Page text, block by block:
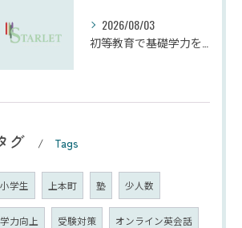
2026/08/03
グ Tags
小学生 上本町 塾 少人数
学力向上 受験対策 オンライン英会話